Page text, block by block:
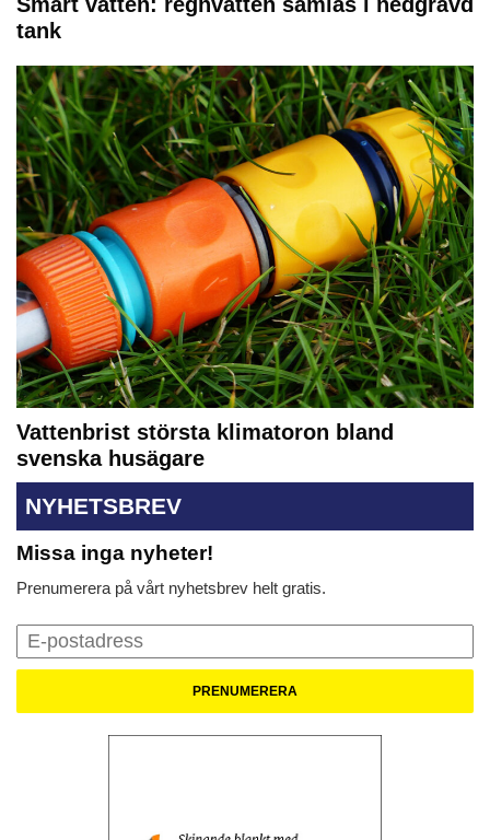
tank
Vattenbrist största klimatoron bland
svenska husägare
NYHETSBREV
Missa inga nyheter!
Prenumerera på vårt nyhetsbrev helt gratis.